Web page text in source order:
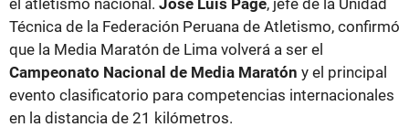
Técnica de la Federación Peruana de Atletismo, confirmó
que la Media Maratón de Lima volverá a ser el
Campeonato Nacional de Media Maratón y el principal
evento clasificatorio para competencias internacionales
en la distancia de 21 kilómetros.